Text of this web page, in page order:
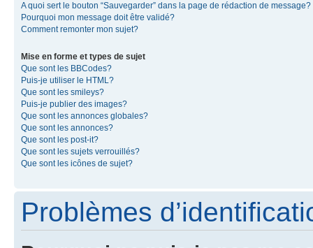
A quoi sert le bouton “Sauvegarder” dans la page de rédaction de message?
Pourquoi mon message doit être validé?
Comment remonter mon sujet?
Mise en forme et types de sujet
Que sont les BBCodes?
Puis-je utiliser le HTML?
Que sont les smileys?
Puis-je publier des images?
Que sont les annonces globales?
Que sont les annonces?
Que sont les post-it?
Que sont les sujets verrouillés?
Que sont les icônes de sujet?
Problèmes